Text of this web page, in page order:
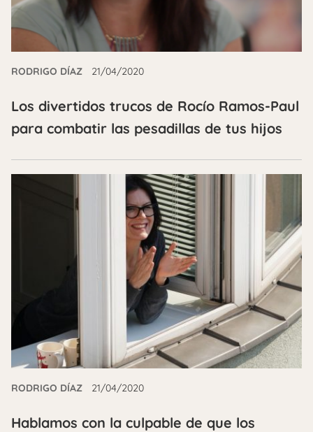
RODRIGO DÍAZ 21/04/2020
Los divertidos trucos de Rocío Ramos-Paul
para combatir las pesadillas de tus hijos
RODRIGO DÍAZ 21/04/2020
Hablamos con la culpable de que los